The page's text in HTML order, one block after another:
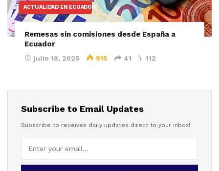
ACTUALIDAD EN ECUADOR
Remesas sin comisiones desde España a
Ecuador
julio 18, 2025 915 41 112
Subscribe to Email Updates
Subscribe to receives daily updates direct to your inbox!